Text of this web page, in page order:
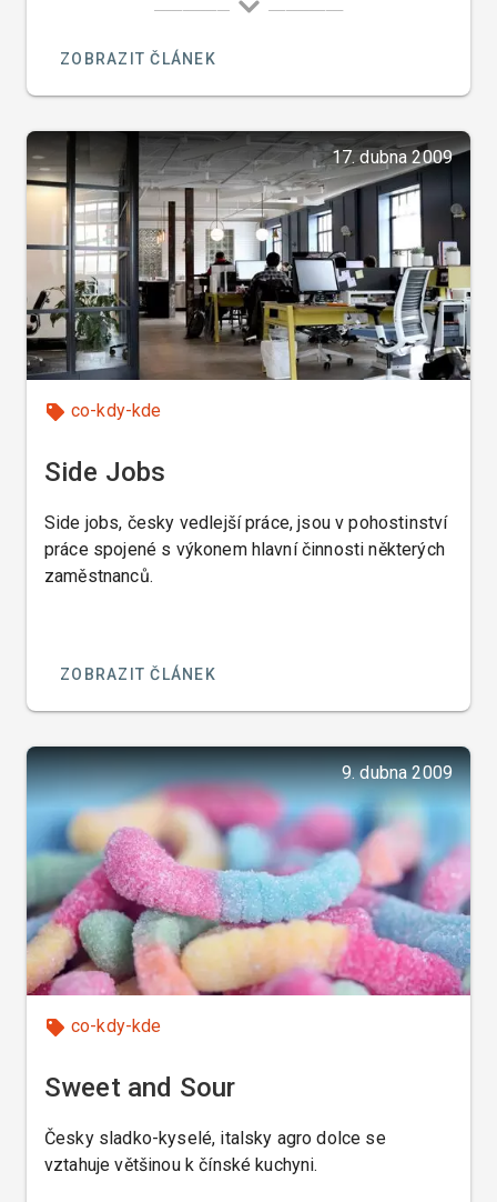
celém světě. Italové používají balzamikový ocet již
červený a bílý.
ZOBRAZIT ČLÁNEK
17. dubna 2009
co-kdy-kde
Side Jobs
Side jobs, česky vedlejší práce, jsou v pohostinství
práce spojené s výkonem hlavní činnosti některých
zaměstnanců.
ZOBRAZIT ČLÁNEK
9. dubna 2009
co-kdy-kde
Sweet and Sour
Česky sladko-kyselé, italsky agro dolce se
vztahuje většinou k čínské kuchyni.